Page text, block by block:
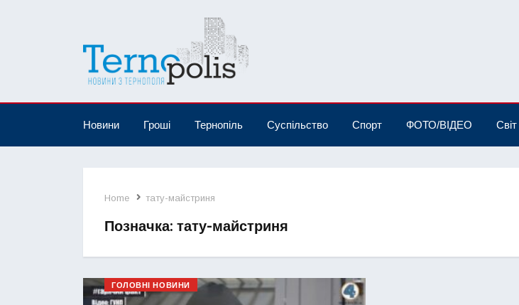
Новини Гроші Тернопіль Суспільство Спорт ФОТО/ВІДЕО Світ
Home тату-майстриня
Позначка: тату-майстриня
ГОЛОВНІ НОВИНИ